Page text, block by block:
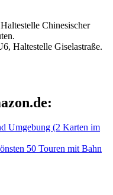
Chinesischer
Haltestelle Giselastraße.
Umgebung (2 Karten im
50 Touren mit Bahn